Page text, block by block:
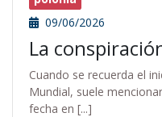
09/06/2026
La
Cuando se recuerda el
Mundial, suele
fecha en [...]